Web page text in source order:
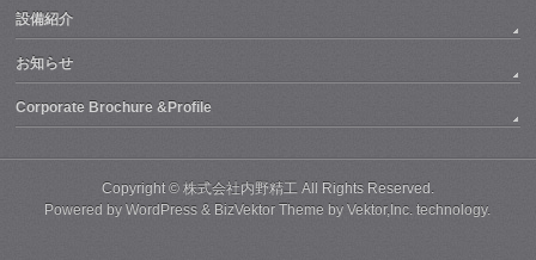
設備紹介
お知らせ
Corporate Brochure &Profile
Copyright © 株式会社内野精工All Rights Reserved.
Powered byWordPress & BizVektor Theme byVektor,Inc. technology.